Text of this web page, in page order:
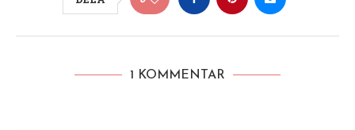
1 KOMMENTAR